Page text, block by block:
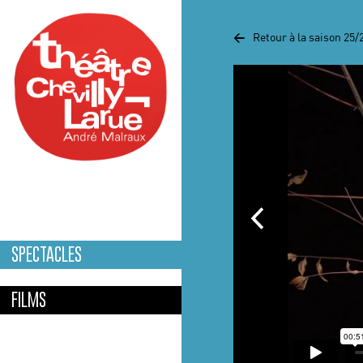
SPECTACLES
FILMS
< Retour à la saison 25/